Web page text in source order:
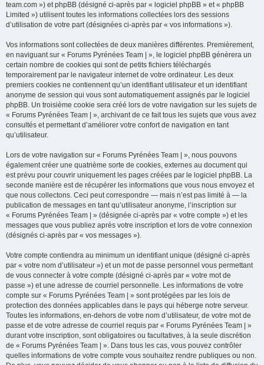
team.com ») et phpBB (désigné ci-après par « logiciel phpBB » et « phpBB
Limited ») utilisent toutes les informations collectées lors des sessions
d’utilisation de votre part (désignées ci-après par « vos informations »).
Vos informations sont collectées de deux manières différentes. Premièrement,
en naviguant sur « Forums Pyrénées Team | », le logiciel phpBB génèrera un
certain nombre de cookies qui sont de petits fichiers téléchargés
temporairement par le navigateur internet de votre ordinateur. Les deux
premiers cookies ne contiennent qu’un identifiant utilisateur et un identifiant
anonyme de session qui vous sont automatiquement assignés par le logiciel
phpBB. Un troisième cookie sera créé lors de votre navigation sur les sujets de
« Forums Pyrénées Team | », archivant de ce fait tous les sujets que vous avez
consultés et permettant d’améliorer votre confort de navigation en tant
qu’utilisateur.
Lors de votre navigation sur « Forums Pyrénées Team | », nous pouvons
également créer une quatrième sorte de cookies, externes au document qui
est prévu pour couvrir uniquement les pages créées par le logiciel phpBB. La
seconde manière est de récupérer les informations que vous nous envoyez et
que nous collectons. Ceci peut correspondre — mais n’est pas limité à — la
publication de messages en tant qu’utilisateur anonyme, l’inscription sur
« Forums Pyrénées Team | » (désignée ci-après par « votre compte ») et les
messages que vous publiez après votre inscription et lors de votre connexion
(désignés ci-après par « vos messages »).
Votre compte contiendra au minimum un identifiant unique (désigné ci-après
par « votre nom d’utilisateur ») et un mot de passe personnel vous permettant
de vous connecter à votre compte (désigné ci-après par « votre mot de
passe ») et une adresse de courriel personnelle. Les informations de votre
compte sur « Forums Pyrénées Team | » sont protégées par les lois de
protection des données applicables dans le pays qui héberge notre serveur.
Toutes les informations, en-dehors de votre nom d’utilisateur, de votre mot de
passe et de votre adresse de courriel requis par « Forums Pyrénées Team | »
durant votre inscription, sont obligatoires ou facultatives, à la seule discrétion
de « Forums Pyrénées Team | ». Dans tous les cas, vous pouvez contrôler
quelles informations de votre compte vous souhaitez rendre publiques ou non.